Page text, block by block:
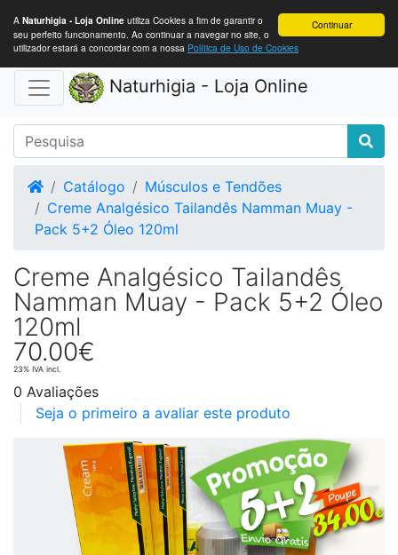
Continuar
A Naturhigia - Loja Online utiliza Cookies a fim de garantir o
seu perfeito funcionamento. Ao continuar a navegar no site, o
utilizador estará a concordar com a nossa Política de Uso de Cookies
Naturhigia - Loja Online
HomeCatálogo
Músculos e Tendões
Creme Analgésico Tailandês Namman Muay -
Pack 5+2 Óleo 120ml
Creme Analgésico Tailandês
Namman Muay - Pack 5+2 Óleo
120ml
70.00€
23% IVA incl.
0 Avaliações
Seja o primeiro a avaliar este produto